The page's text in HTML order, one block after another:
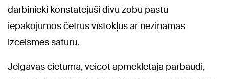
darbinieki konstatējuši divu zobu pastu
iepakojumos četrus vīstokļus ar nezināmas
izcelsmes saturu.
Jelgavas cietumā, veicot apmeklētāja pārbaudi,